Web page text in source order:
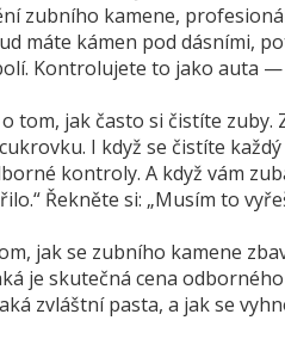
zubního kamene,
máte kámen pod dásními,
Kontrolujete to jako auta
tom, jak často si čistíte zuby.
I když se čistíte
kontroly. A když vám
Řekněte si: „Musím to
jak se zubního kamene
je skutečná cena
zvláštní pasta, a jak se